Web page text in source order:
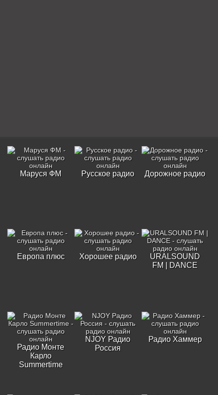
Маруся ФМ Русское радио Дорожное радио
Европа плюс Хорошее радио
URALSOUND
FM | DANCE
Радио Монте
Карло
Summertime
NJOY Радио
Россия
Радио Хаммер